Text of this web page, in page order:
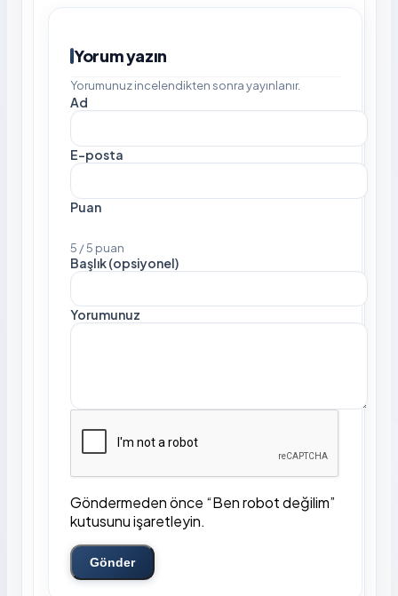
Yorum yazın
Yorumunuz incelendikten sonra yayınlanır.
Ad
E-posta
Puan
5 / 5 puan
Başlık (opsiyonel)
Yorumunuz
Göndermeden önce “Ben robot değilim”
kutusunu işaretleyin.
Gönder